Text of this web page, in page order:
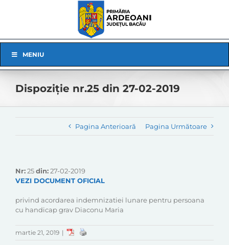
Navigation
MENIU
Dispoziție nr.25 din 27-02-2019
Pagina Anterioară Pagina Următoare
Nr:25din:27-02-2019
VEZI DOCUMENT OFICIAL
privind acordarea indemnizatiei lunare pentru persoana
cu handicap grav Diaconu Maria
martie 21, 2019 |